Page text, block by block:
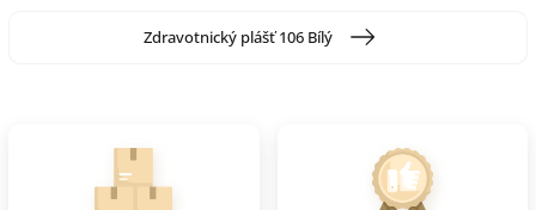
Zdravotnický plášť 106 Bílý